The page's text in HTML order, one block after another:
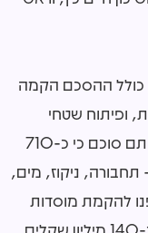
כולל ההסכם הקמה
ופיתוח שטחי
מסחר ותעסוקה. במסגרת ההסכם שנחתם סוכם כי כ-710
תחבורה, ניקוז, מים,
שקלים יופנו להקמת מוסדות